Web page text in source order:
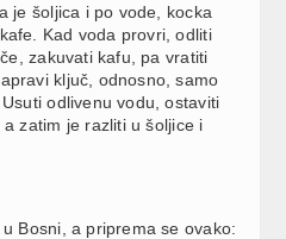
je šoljica i po vode, kocka
Kad voda provri, odliti
zakuvati kafu, pa vratiti
ključ, odnosno, samo
odlivenu vodu, ostaviti
a zatim je razliti u šoljice i
Bosni, a priprema se ovako: